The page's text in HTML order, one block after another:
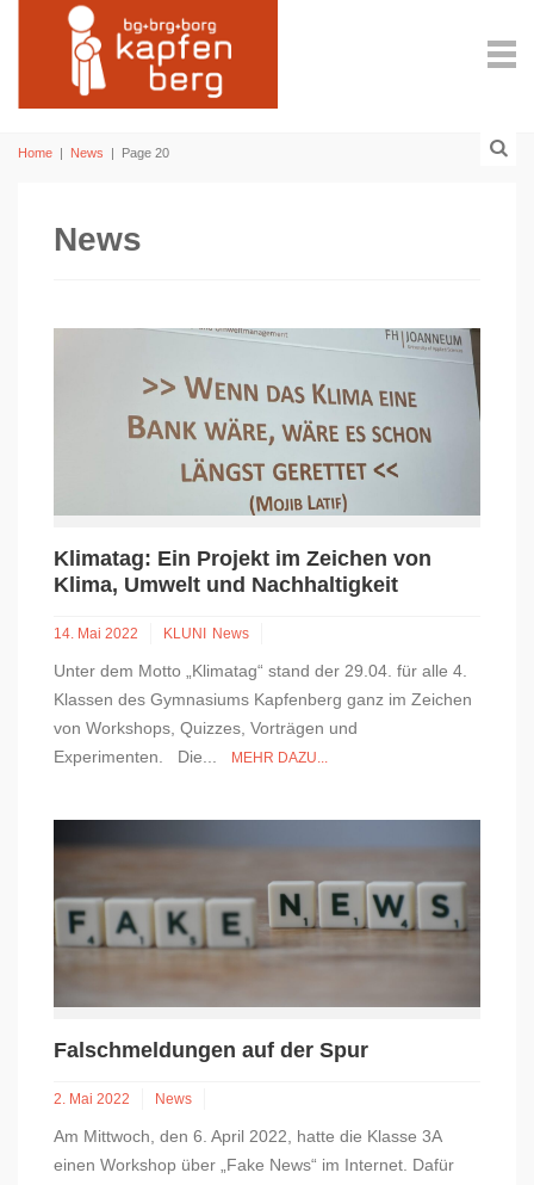
Home | News | Page 20
News
Klimatag: Ein Projekt im Zeichen von
Klima, Umwelt und Nachhaltigkeit
14. Mai 2022 KLUNI News
Unter dem Motto „Klimatag“ stand der 29.04. für alle 4.
Klassen des Gymnasiums Kapfenberg ganz im Zeichen
von Workshops, Quizzes, Vorträgen und
Experimenten. Die...
MEHR DAZU...
Falschmeldungen auf der Spur
2. Mai 2022 News
Am Mittwoch, den 6. April 2022, hatte die Klasse 3A
einen Workshop über „Fake News“ im Internet. Dafür